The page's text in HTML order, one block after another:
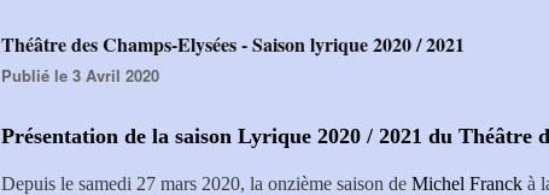
Théâtre des Champs-Elysées - Saison lyrique 2020 / 2021
Publié le 3 Avril 2020
Présentation de la saison Lyrique 2020 / 2021 du Théâtre
Depuis le samedi 27 mars 2020, la onzième saison de Michel Franck à